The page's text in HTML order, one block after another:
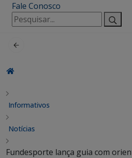
Fale Conosco
Pesquisar
por:
Informativos
Notícias
Fundesporte lança guia com